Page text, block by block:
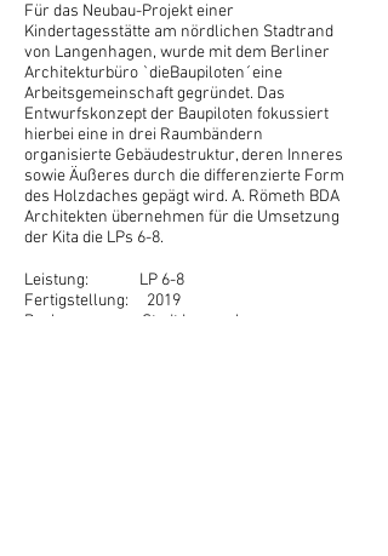
Für das Neubau-Projekt einer
Kindertagesstätte am nördlichen Stadtrand
von Langenhagen, wurde mit dem Berliner
Architekturbüro `dieBaupiloten´eine
Arbeitsgemeinschaft gegründet. Das
Entwurfskonzept der Baupiloten fokussiert
hierbei eine in drei Raumbändern
organisierte Gebäudestruktur, deren Inneres
sowie Äußeres durch die differenzierte Form
des Holzdaches gepägt wird. A. Römeth BDA
Architekten übernehmen für die Umsetzung
der Kita die LPs 6-8.
Leistung: LP 6-8
Fertigstellung: 2019
Bauherr: Stadt Langenhagen